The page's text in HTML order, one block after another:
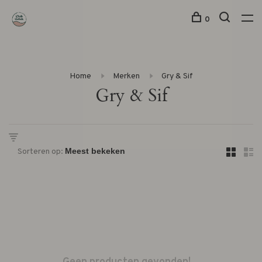
0
Home Merken Gry & Sif
Gry & Sif
Sorteren op: